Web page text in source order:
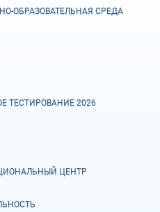
ОБРАЗОВАТЕЛЬНАЯ СРЕДА
ТЕСТИРОВАНИЕ 2026
ЦЕНТР